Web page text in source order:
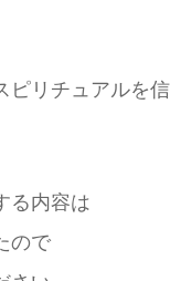
ピリチュアルを
る内容は
ので